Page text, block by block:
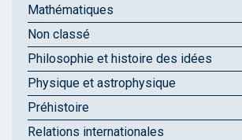
Mathématiques
Non classé
Philosophie et histoire des idées
Physique et astrophysique
Préhistoire
Relations internationales